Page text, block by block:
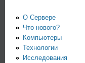
О Сервере
Что нового?
Компьютеры
Технологии
Исследования